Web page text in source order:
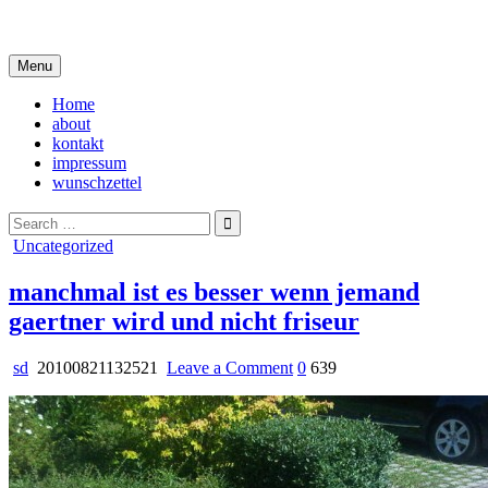
content
Menu
Home
about
kontakt
impressum
wunschzettel
Search
for:
Posted
Uncategorized
manchmal ist es besser wenn jemand
gaertner wird und nicht friseur
sd 20100821132521 Leave a Commenton
ist
es
besser
wenn
jemand
0 639